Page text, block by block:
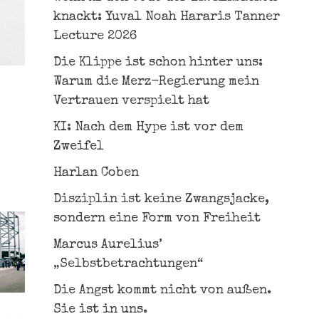
knackt: Yuval Noah Hararis Tanner
Lecture 2026
Die Klippe ist schon hinter uns:
Warum die Merz-Regierung mein
Vertrauen verspielt hat
KI: Nach dem Hype ist vor dem
Zweifel
Harlan Coben
Disziplin ist keine Zwangsjacke,
sondern eine Form von Freiheit
Marcus Aurelius’
„Selbstbetrachtungen“
Die Angst kommt nicht von außen.
Sie ist in uns.